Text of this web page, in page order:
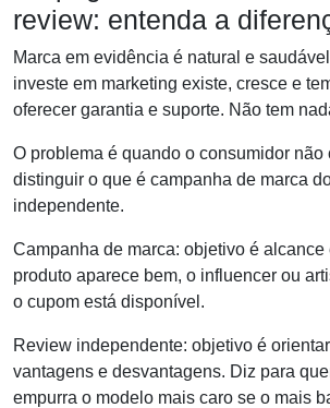
review: entenda a
Marca em evidência é natural e
investe em marketing existe, cresce e
oferecer garantia e suporte. Não tem
O problema é quando o consumidor não
distinguir o que é campanha de marca
independente.
Campanha de marca: objetivo é alcance
produto aparece bem, o influencer ou
o cupom está disponível.
Review independente: objetivo é
vantagens e desvantagens. Diz para
empurra o modelo mais caro se o mais